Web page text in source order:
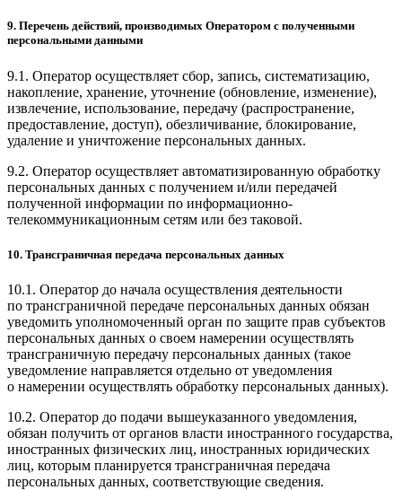
9. Перечень действий, производимых Оператором с полученными
персональными данными
9.1. Оператор осуществляет сбор, запись, систематизацию,
накопление, хранение, уточнение (обновление, изменение),
извлечение, использование, передачу (распространение,
предоставление, доступ), обезличивание, блокирование,
удаление и уничтожение персональных данных.
9.2. Оператор осуществляет автоматизированную обработку
персональных данных с получением и/или передачей
полученной информации по информационно-
телекоммуникационным сетям или без таковой.
10. Трансграничная передача персональных данных
10.1. Оператор до начала осуществления деятельности
по трансграничной передаче персональных данных обязан
уведомить уполномоченный орган по защите прав субъектов
персональных данных о своем намерении осуществлять
трансграничную передачу персональных данных (такое
уведомление направляется отдельно от уведомления
о намерении осуществлять обработку персональных данных).
10.2. Оператор до подачи вышеуказанного уведомления,
обязан получить от органов власти иностранного государства,
иностранных физических лиц, иностранных юридических
лиц, которым планируется трансграничная передача
персональных данных, соответствующие сведения.